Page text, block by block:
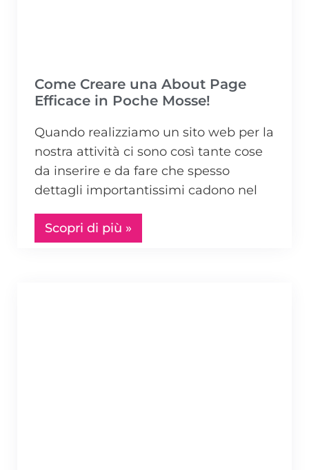
Come Creare una About Page
Efficace in Poche Mosse!
Quando realizziamo un sito web per la
nostra attività ci sono così tante cose
da inserire e da fare che spesso
dettagli importantissimi cadono nel
Scopri di più »